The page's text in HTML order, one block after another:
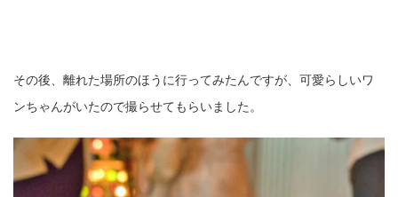
その後、離れた場所のほうに行ってみたんですが、可愛らしいワ
ンちゃんがいたので撮らせてもらいました。